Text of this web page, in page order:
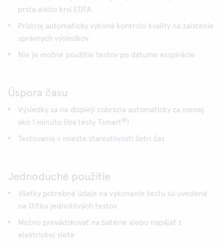
prsta alebo krvi EDTA
Prístroj automaticky vykoná kontrolu kvality na zaistenie
správnych výsledkov
Nie je možné použitie testov po dátume exspirácie
Úspora času
Výsledky sa na displeji zobrazia automaticky za menej
ako 1 minútu (iba testy Tsmart®)
Testovanie v mieste starostlivosti šetrí čas
Jednoduché použitie
Všetky potrebné údaje na vykonanie testu sú uvedené
na štítku jednotlivých testov
Možno prevádzkovať na batérie alebo napájať z
elektrickej siete